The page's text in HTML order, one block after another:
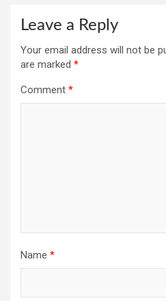
Leave a Reply
Your email address will not be
are marked *
Comment *
Name *